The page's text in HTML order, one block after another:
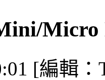
Micro
[編輯